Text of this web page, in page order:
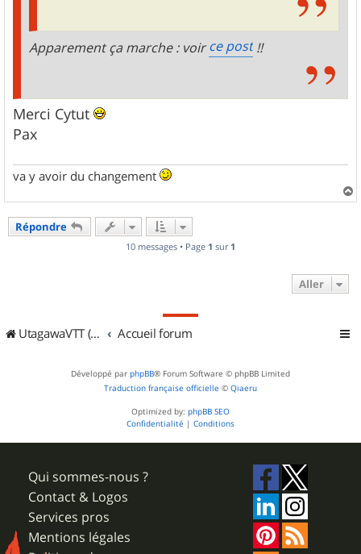
Apparement ça marche : voirce post !!
Merci Cytut
Pax
va y avoir du changement
a
Répondre
10 messages • Page 1 sur 1
Aller
UtagawaVTT (Randos VTT et VTTAE avec traces GPS) Accueil forum
Développé par phpBB® Forum Software © phpBB Limited
Traduction française officielle © Qiaeru
Optimized by: phpBB SEO
Confidentialité | Conditions
Qui sommes-nous ?
Contact & Logos
Services pros
Mentions légales